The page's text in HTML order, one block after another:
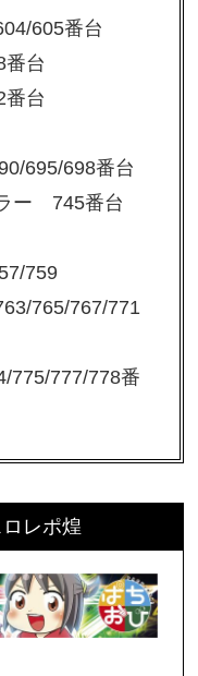
605番台
台
台
695/698番台
ー 745番台
759
771
777/778番
レポ煌